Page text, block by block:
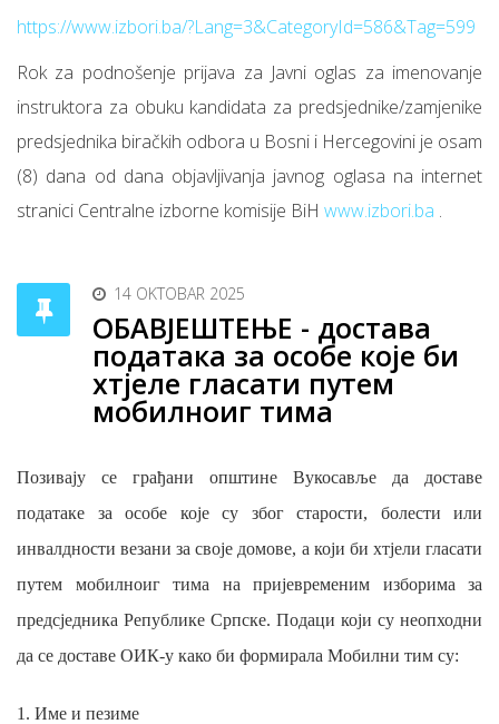
https://www.izbori.ba/?Lang=3&CategoryId=586&Tag=599
Rok za podnošenje prijava za Javni oglas za imenovanje
instruktora za obuku kandidata za predsjednike/zamjenike
predsjednika biračkih odbora u Bosni i Hercegovini je osam
(8) dana od dana objavljivanja javnog oglasa na internet
stranici Centralne izborne komisije BiH www.izbori.ba .
14 OKTOBAR 2025
ОБАВЈЕШТЕЊЕ - достава
података за особе које би
хтјеле гласати путем
мобилноиг тима
Позивају се грађани општине Вукосавље да доставе
податаке за особе које су због старости, болести или
инвалдности везани за своје домове, а који би хтјели гласати
путем мобилноиг тима на пријевременим изборима за
предсједника Републике Српске. Подаци који су неопходни
да се доставе ОИК-у како би формирала Мобилни тим су:
1. Име и пезиме